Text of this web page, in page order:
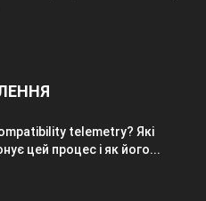
telemetry? Які
цей процес і як його...